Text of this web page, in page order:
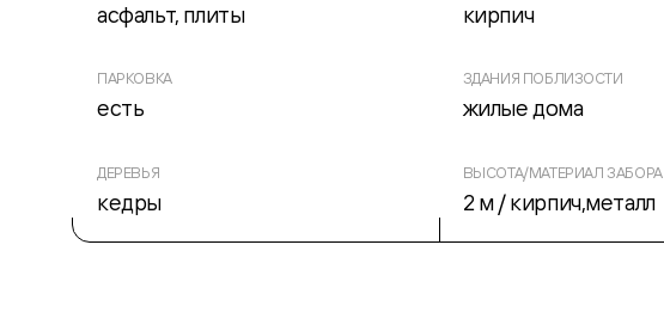
асфальт, плиты
ПАРКОВКА
есть
ДЕРЕВЬЯ
кедры
кирпич
ЗДАНИЯ ПОБЛИЗОСТИ
жилые дома
ВЫСОТА/МАТЕРИАЛ ЗАБОРА
2 м / кирпич,металл